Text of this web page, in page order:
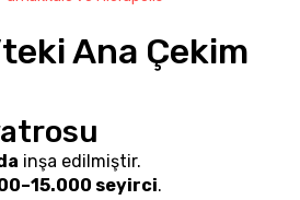
Ana Çekim
inşa edilmiştir.
seyirci.